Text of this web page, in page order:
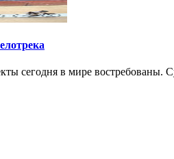
сегодня в мире востребованы.